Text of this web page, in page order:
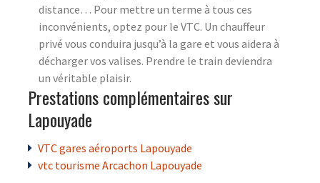
distance… Pour mettre un terme à tous ces
inconvénients, optez pour le VTC. Un chauffeur
privé vous conduira jusqu’à la gare et vous aidera à
décharger vos valises. Prendre le train deviendra
un véritable plaisir.
Prestations complémentaires sur
Lapouyade
VTC gares aéroports Lapouyade
vtc tourisme Arcachon Lapouyade